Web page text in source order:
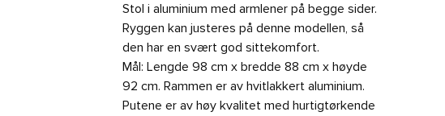
Stol i aluminium med armlener på begge sider.
Ryggen kan justeres på denne modellen, så
den har en svært god sittekomfort.
Mål: Lengde 98 cm x bredde 88 cm x høyde
92 cm. Rammen er av hvitlakkert aluminium.
Putene er av høy kvalitet med hurtigtørkende